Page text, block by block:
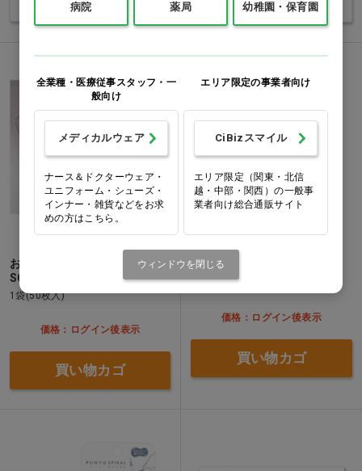
バリエーションを見る
お薬手帳カバー [金鵄製作所]
SCOV
1袋(50枚入)
価格：ログイン後表示
買い物カゴ
ヨンブンカッツ ブラック
1個
価格：ログイン後表示
買い物カゴ
病院 薬局 幼稚園・保育園
全業種・医療従事スタッフ・一
般向け
メディカルウェア
ナース＆ドクターウェア・
ユニフォーム・シューズ・
インナー・雑貨などをお求
めの方はこちら。
エリア限定の事業者向け
CiBizスマイル
エリア限定（関東・北信
越・中部・関西）の一般事
業者向け総合通販サイト
ウィンドウを閉じる